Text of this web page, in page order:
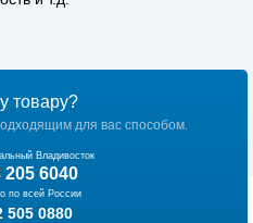
товару?
для вас способом.
Владивосток
205 6040
по всей России
505 0880